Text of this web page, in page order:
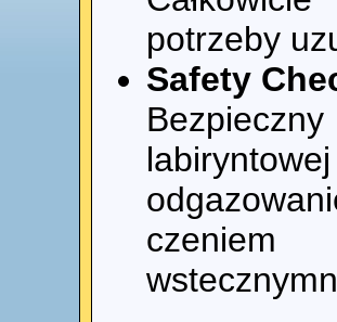
potrzeby
Safety
czeniem
wstecznymn